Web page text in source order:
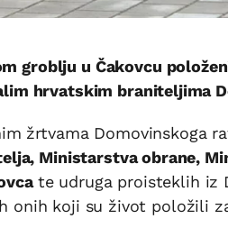
groblju u Čakovcu
hrvatskim braniteljima
žrtvama Domovinskoga
Ministarstva obrane,
te udruga proisteklih iz
koji su život položili